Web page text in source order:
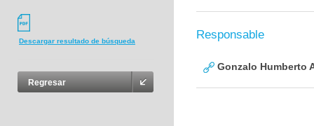
Descargar resultado de búsqueda
Regresar
Responsable
Gonzalo Humberto